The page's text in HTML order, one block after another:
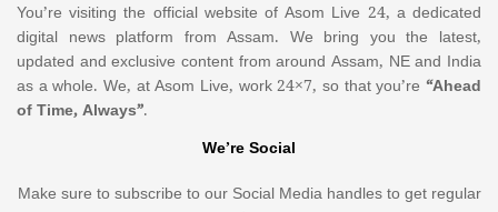
You’re visiting the official website of Asom Live 24, a dedicated
digital news platform from Assam. We bring you the latest,
updated and exclusive content from around Assam, NE and India
as a whole. We, at Asom Live, work 24×7, so that you’re “Ahead
of Time, Always”.
We’re Social
Make sure to subscribe to our Social Media handles to get regular